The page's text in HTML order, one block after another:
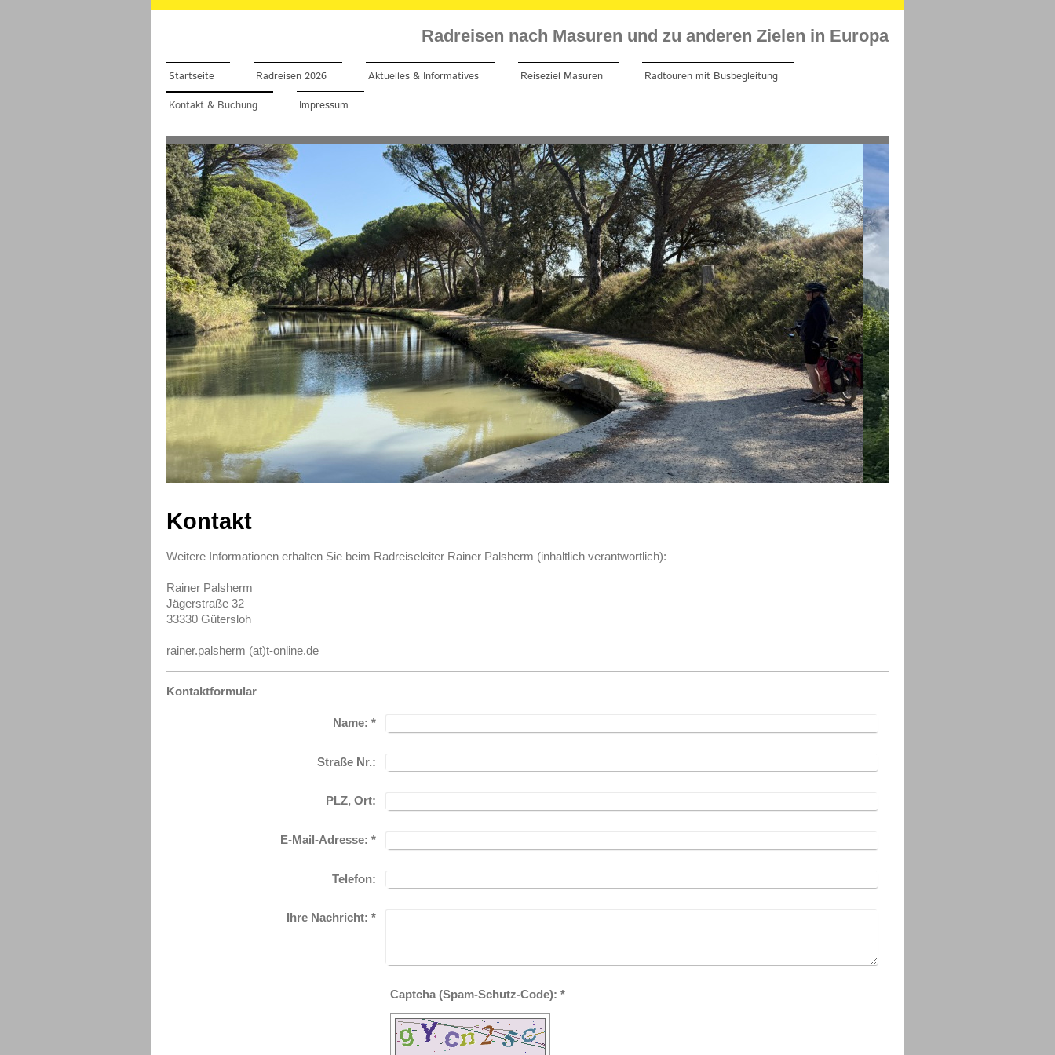
Radreisen nach Masuren und zu anderen Zielen in Europa
Startseite Radreisen 2026 Aktuelles & Informatives Reiseziel Masuren Radtouren mit Busbegleitung
Kontakt & Buchung Impressum
Kontakt
Weitere Informationen erhalten Sie beim Radreiseleiter Rainer Palsherm (inhaltlich verantwortlich):
Rainer Palsherm
Jägerstraße 32
33330 Gütersloh
rainer.palsherm (at)t-online.de
Kontaktformular
Name: *
Straße Nr.:
PLZ, Ort:
E-Mail-Adresse: *
Telefon:
Ihre Nachricht: *
Captcha (Spam-Schutz-Code): *